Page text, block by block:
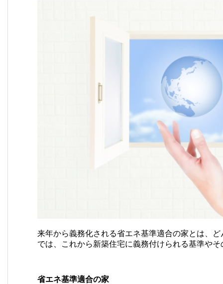
来年から義務化される省エネ基準適合の家とは、
では、これから新築住宅に義務付けられる基準や
省エネ基準適合の家